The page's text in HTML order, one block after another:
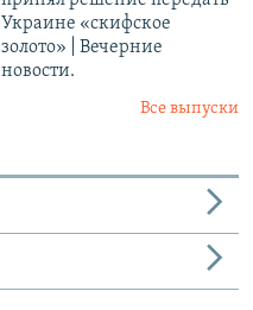
Украине «скифское
золото» | Вечерние
новости.
Все выпуски